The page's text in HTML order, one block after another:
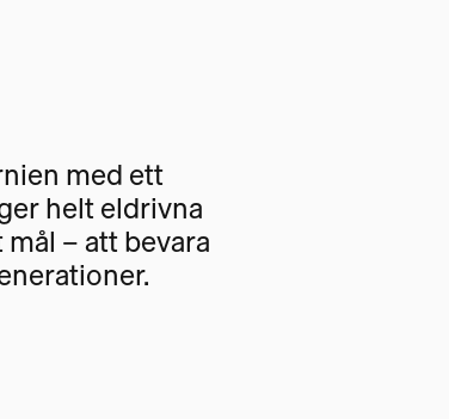
med ett
helt eldrivna
– att bevara